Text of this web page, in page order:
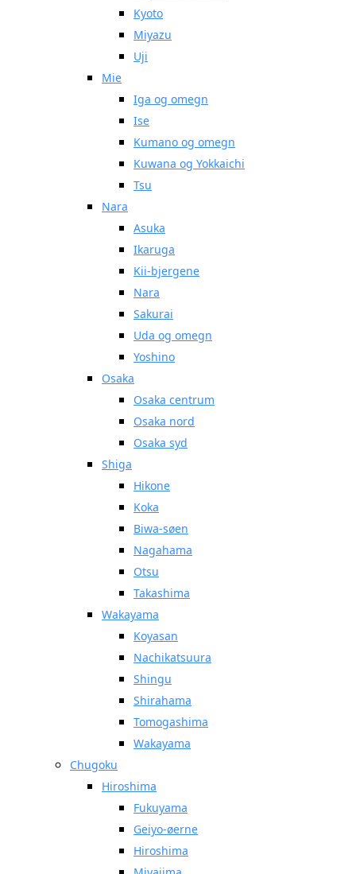
Kyoto
Miyazu
Uji
Mie
Iga og omegn
Ise
Kumano og omegn
Kuwana og Yokkaichi
Tsu
Nara
Asuka
Ikaruga
Kii-bjergene
Nara
Sakurai
Uda og omegn
Yoshino
Osaka
Osaka centrum
Osaka nord
Osaka syd
Shiga
Hikone
Koka
Biwa-søen
Nagahama
Otsu
Takashima
Wakayama
Koyasan
Nachikatsuura
Shingu
Shirahama
Tomogashima
Wakayama
Chugoku
Hiroshima
Fukuyama
Geiyo-øerne
Hiroshima